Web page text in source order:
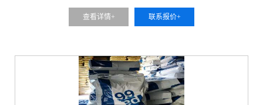
查看详情+ 联系报价+